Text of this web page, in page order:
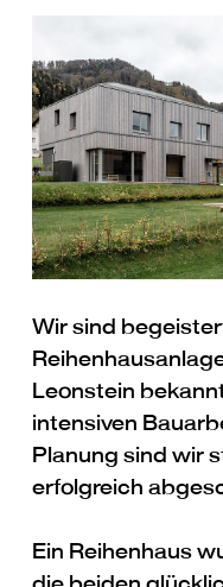
Wir sind
Leonstein
intensiven
Planung sind wir
erfolgreich
Ein Reihenhaus
die beiden